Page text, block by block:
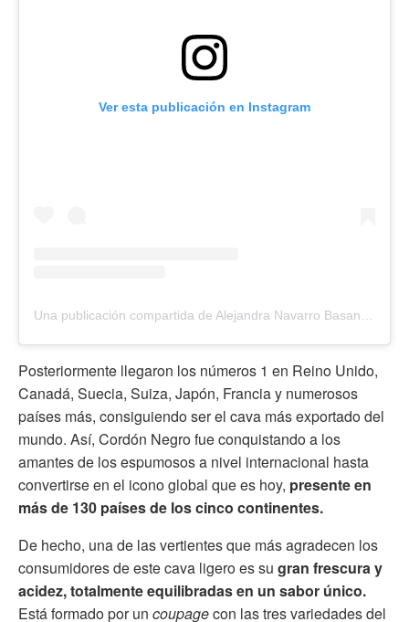
Ver esta publicación en Instagram
Posteriormente llegaron los números 1 en Reino Unido,
Canadá, Suecia, Suiza, Japón, Francia y numerosos
países más, consiguiendo ser el cava más exportado del
mundo. Así, Cordón Negro fue conquistando a los
amantes de los espumosos a nivel internacional hasta
convertirse en el icono global que es hoy, presente en
más de 130 países de los cinco continentes.
De hecho, una de las vertientes que más agradecen los
consumidores de este cava ligero es su gran frescura y
acidez, totalmente equilibradas en un sabor único.
Está formado por un coupagecon las tres variedades del